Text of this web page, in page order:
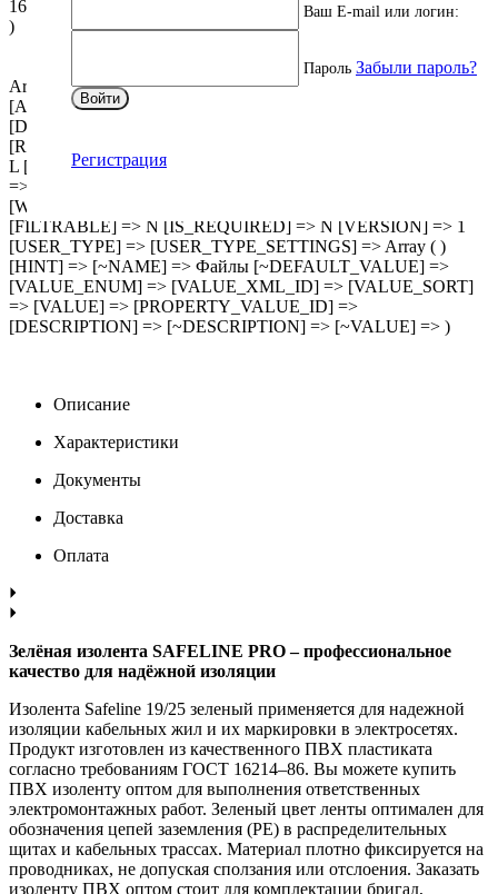
16.02.26.pdf ) [~DESCRIPTION] => Array ( [0] => [1] => [2] => )
)
Array ( [ID] => 1120 [IBLOCK_ID] => 116 [NAME] => Файлы
[ACTIVE] => Y [SORT] => 11 [CODE] => FILES
[DEFAULT_VALUE] => [PROPERTY_TYPE] => F
[ROW_COUNT] => 1 [COL_COUNT] => 30 [LIST_TYPE] =>
L [MULTIPLE] => Y [XML_ID] => CML2_FILES [FILE_TYPE]
=> [MULTIPLE_CNT] => 1 [LINK_IBLOCK_ID] => 0
[WITH_DESCRIPTION] => Y [SEARCHABLE] => N
[FILTRABLE] => N [IS_REQUIRED] => N [VERSION] => 1
[USER_TYPE] => [USER_TYPE_SETTINGS] => Array ( )
[HINT] => [~NAME] => Файлы [~DEFAULT_VALUE] =>
[VALUE_ENUM] => [VALUE_XML_ID] => [VALUE_SORT]
=> [VALUE] => [PROPERTY_VALUE_ID] =>
[DESCRIPTION] => [~DESCRIPTION] => [~VALUE] => )
Описание
Характеристики
Документы
Доставка
Оплата
Зелёная изолента SAFELINE PRO – профессиональное
качество для надёжной изоляции
Изолента Safeline 19/25 зеленый применяется для надежной
изоляции кабельных жил и их маркировки в электросетях.
Продукт изготовлен из качественного ПВХ пластиката
согласно требованиям ГОСТ 16214–86. Вы можете купить
ПВХ изоленту оптом для выполнения ответственных
электромонтажных работ. Зеленый цвет ленты оптимален для
обозначения цепей заземления (PE) в распределительных
щитах и кабельных трассах. Материал плотно фиксируется на
проводниках, не допуская сползания или отслоения. Заказать
изоленту ПВХ оптом стоит для комплектации бригад,
Ваш E-mail или логин:
Пароль Забыли пароль?
Войти
Регистрация